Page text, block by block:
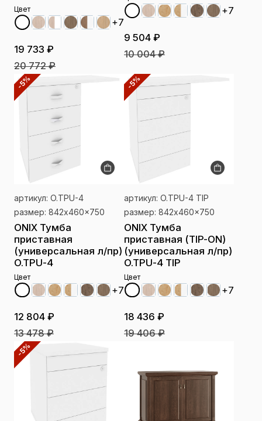
Цвет
+7
19 733 ₽
20 772 ₽
+7
9 504 ₽
10 004 ₽
-5%
артикул: O.TPU-4
размер: 842x460x750
ONIX Тумба
приставная
(универсальная л/пр)
O.TPU-4
Цвет
+7
12 804 ₽
13 478 ₽
-5%
артикул: O.TPU-4 TIP
размер: 842x460x750
ONIX Тумба
приставная (TIP-ON)
(универсальная л/пр)
O.TPU-4 TIP
Цвет
+7
18 436 ₽
19 406 ₽
-5%